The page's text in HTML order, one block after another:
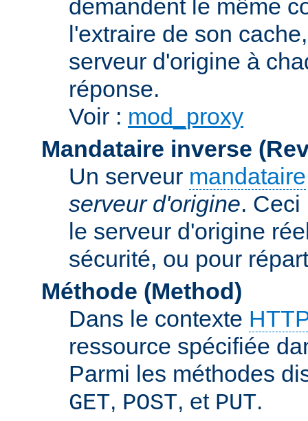
demandent le même
l'extraire de son
serveur d'origine à
réponse.
Voir : mod_proxy
Mandataire inverse
Un serveur mandataire
serveur d'origine.
le serveur d'origine
sécurité, ou pour
Méthode (Method)
Dans le contexte HTTP
ressource spécifiée
Parmi les méthodes
GET, POST, et PUT.